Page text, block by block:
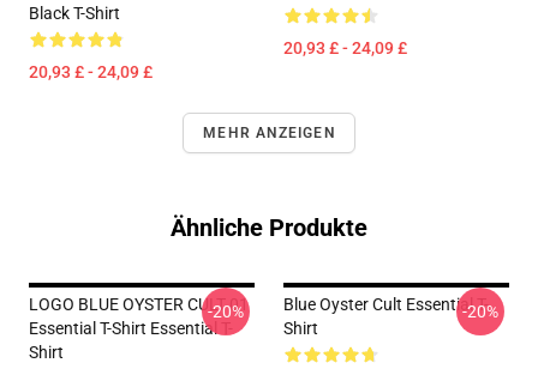
Black T-Shirt
20,93 £ - 24,09 £
20,93 £ - 24,09 £
MEHR ANZEIGEN
Ähnliche Produkte
LOGO BLUE OYSTER CULT 01
Essential T-Shirt Essential T-
Shirt
-20%
Blue Oyster Cult Essential T-
Shirt
-20%